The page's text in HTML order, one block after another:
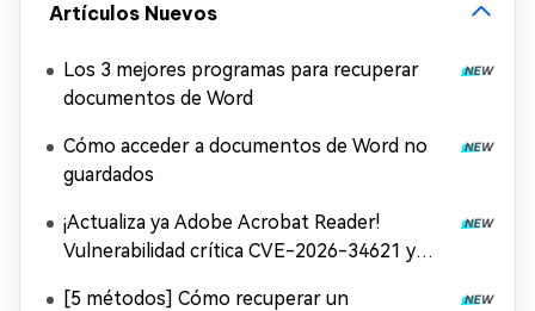
Artículos Nuevos
Los 3 mejores programas para recuperar
documentos de Word
Cómo acceder a documentos de Word no
guardados
¡Actualiza ya Adobe Acrobat Reader!
Vulnerabilidad crítica CVE-2026-34621 y
[5 métodos] Cómo recuperar un